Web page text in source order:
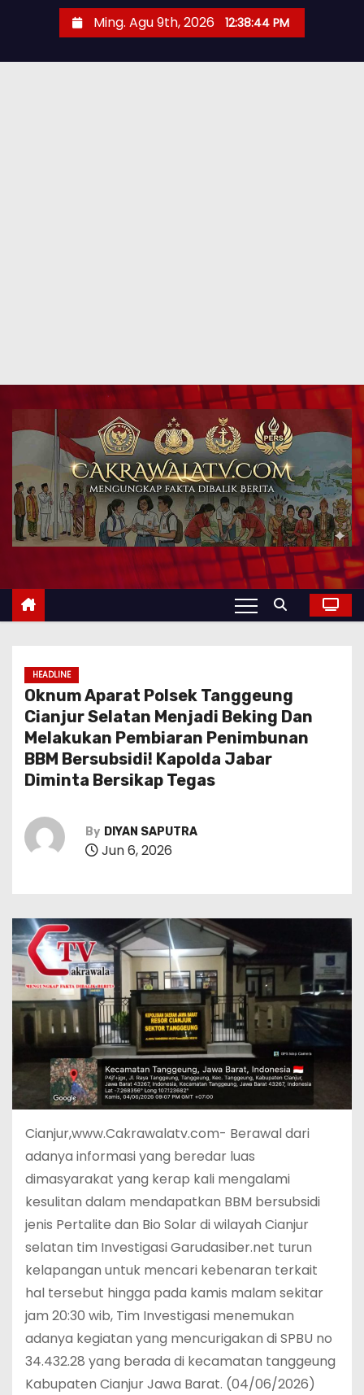
Ming. Agu 9th, 2026 12:38:46 PM
HEADLINE
Oknum Aparat Polsek Tanggeung
Cianjur Selatan Menjadi Beking Dan
Melakukan Pembiaran Penimbunan
BBM Bersubsidi! Kapolda Jabar
Diminta Bersikap Tegas
By DIYAN SAPUTRA
Jun 6, 2026
Cianjur,www.Cakrawalatv.com- Berawal dari
adanya informasi yang beredar luas
dimasyarakat yang kerap kali mengalami
kesulitan dalam mendapatkan BBM bersubsidi
jenis Pertalite dan Bio Solar di wilayah Cianjur
selatan tim Investigasi Garudasiber.net turun
kelapangan untuk mencari kebenaran terkait
hal tersebut hingga pada kamis malam sekitar
jam 20:30 wib, Tim Investigasi menemukan
adanya kegiatan yang mencurigakan di SPBU no
34.432.28 yang berada di kecamatan tanggeung
Kabupaten Cianjur Jawa Barat. (04/06/2026)